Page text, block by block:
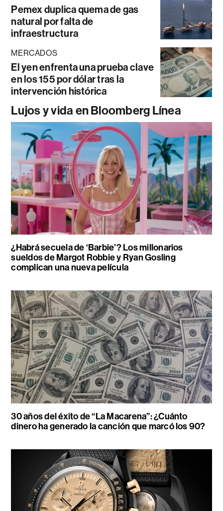
Pemex duplica quema de gas
natural por falta de
infraestructura
MERCADOS
El yen enfrenta una prueba clave
en los 155 por dólar tras la
intervención histórica
Lujos y vida en Bloomberg Línea
¿Habrá secuela de ‘Barbie’? Los millonarios
sueldos de Margot Robbie y Ryan Gosling
complican una nueva película
30 años del éxito de “La Macarena”: ¿Cuánto
dinero ha generado la canción que marcó los 90?